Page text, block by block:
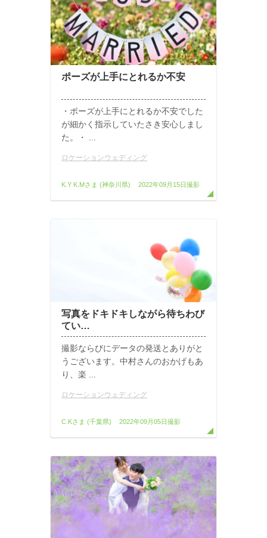
ポーズが上手にとれるか不安
・ポーズが上手にとれるか不安でした
が細かく指示していたさき安心しまし
た。・ ...
ロケーションウェディング
K.Y K.Mさま (神奈川県) 2022年09月15日撮影
写真をドキドキしながら待ちわび
てい…
撮影ならびにデータの発送とありがと
うございます。中村さんのおかげもあ
り、楽 ...
ロケーションウェディング
C.Kさま (千葉県) 2022年09月05日撮影